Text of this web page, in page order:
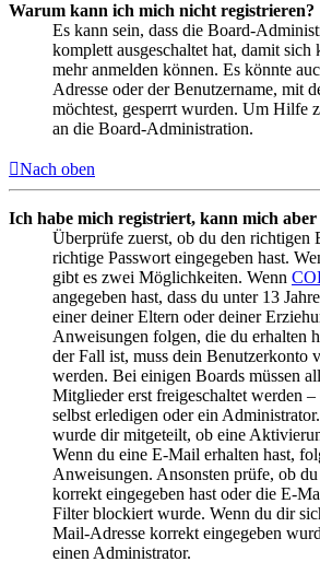
Warum kann ich mich nicht registrieren?
Es kann sein, dass die Board-
komplett ausgeschaltet hat, damit sich
mehr anmelden können. Es könnte
Adresse oder der Benutzername, mit
möchtest, gesperrt wurden. Um Hilfe
an die Board-Administration.
Nach oben
Ich habe mich registriert, kann mich
Überprüfe zuerst, ob du den richtigen
richtige Passwort eingegeben hast.
gibt es zwei Möglichkeiten. Wenn
angegeben hast, dass du unter 13
einer deiner Eltern oder deiner
Anweisungen folgen, die du erhalten
der Fall ist, muss dein Benutzerkonto
werden. Bei einigen Boards müssen
Mitglieder erst freigeschaltet werden
selbst erledigen oder ein
wurde dir mitgeteilt, ob eine
Wenn du eine E-Mail erhalten hast,
Anweisungen. Ansonsten prüfe, ob
korrekt eingegeben hast oder die E-
Filter blockiert wurde. Wenn du dir
Mail-Adresse korrekt eingegeben
einen Administrator.